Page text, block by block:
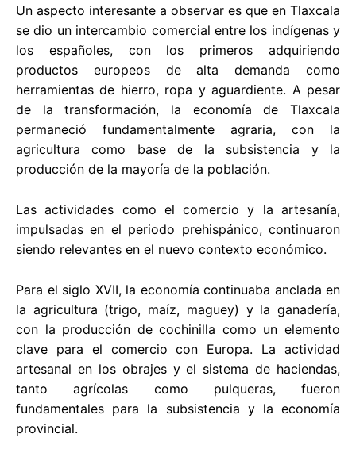
Un aspecto interesante a observar es que en Tlaxcala
se dio un intercambio comercial entre los indígenas y
los españoles, con los primeros adquiriendo
productos europeos de alta demanda como
herramientas de hierro, ropa y aguardiente. A pesar
de la transformación, la economía de Tlaxcala
permaneció fundamentalmente agraria, con la
agricultura como base de la subsistencia y la
producción de la mayoría de la población.
Las actividades como el comercio y la artesanía,
impulsadas en el periodo prehispánico, continuaron
siendo relevantes en el nuevo contexto económico.
Para el siglo XVII, la economía continuaba anclada en
la agricultura (trigo, maíz, maguey) y la ganadería,
con la producción de cochinilla como un elemento
clave para el comercio con Europa. La actividad
artesanal en los obrajes y el sistema de haciendas,
tanto agrícolas como pulqueras, fueron
fundamentales para la subsistencia y la economía
provincial.